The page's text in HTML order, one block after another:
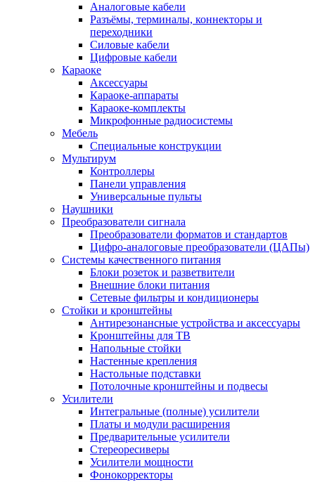
Аналоговые кабели
Разъёмы, терминалы, коннекторы и
переходники
Силовые кабели
Цифровые кабели
Караоке
Аксессуары
Караоке-аппараты
Караоке-комплекты
Микрофонные радиосистемы
Мебель
Специальные конструкции
Мультирум
Контроллеры
Панели управления
Универсальные пульты
Наушники
Преобразователи сигнала
Преобразователи форматов и стандартов
Цифро-аналоговые преобразователи (ЦАПы)
Системы качественного питания
Блоки розеток и разветвители
Внешние блоки питания
Сетевые фильтры и кондиционеры
Стойки и кронштейны
Антирезонансные устройства и аксессуары
Кронштейны для ТВ
Напольные стойки
Настенные крепления
Настольные подставки
Потолочные кронштейны и подвесы
Усилители
Интегральные (полные) усилители
Платы и модули расширения
Предварительные усилители
Стереоресиверы
Усилители мощности
Фонокорректоры